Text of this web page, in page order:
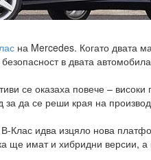
на Mercedes. Когато двата
в двата
се оказаха повече –
да се реши края на
Клас идва изцяло нова
ще имат и хибридни версии,